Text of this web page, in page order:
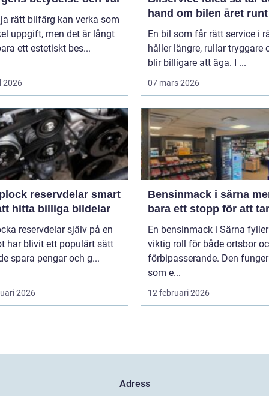
rätt bilfärg kan verka som
uppgift, men det är långt
ett estetiskt bes...
2026
hand om bilen året runt
En bil som får rätt service i
håller längre, rullar tryggare
blir billigare att äga. I ...
07 mars 2026
reservdelar smart
hitta billiga bildelar
reservdelar själv på en
har blivit ett populärt sätt
spara pengar och g...
2026
Bensinmack i särna mer än
bara ett stopp för att
En bensinmack i Särna
viktig roll för både ortsbor
förbipasserande. Den
som e...
12 februari 2026
Adress